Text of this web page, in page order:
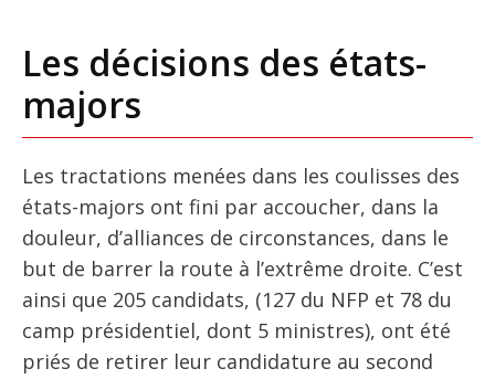
Les décisions des états-
majors
Les tractations menées dans les coulisses des
états-majors ont fini par accoucher, dans la
douleur, d’alliances de circonstances, dans le
but de barrer la route à l’extrême droite. C’est
ainsi que 205 candidats, (127 du NFP et 78 du
camp présidentiel, dont 5 ministres), ont été
priés de retirer leur candidature au second